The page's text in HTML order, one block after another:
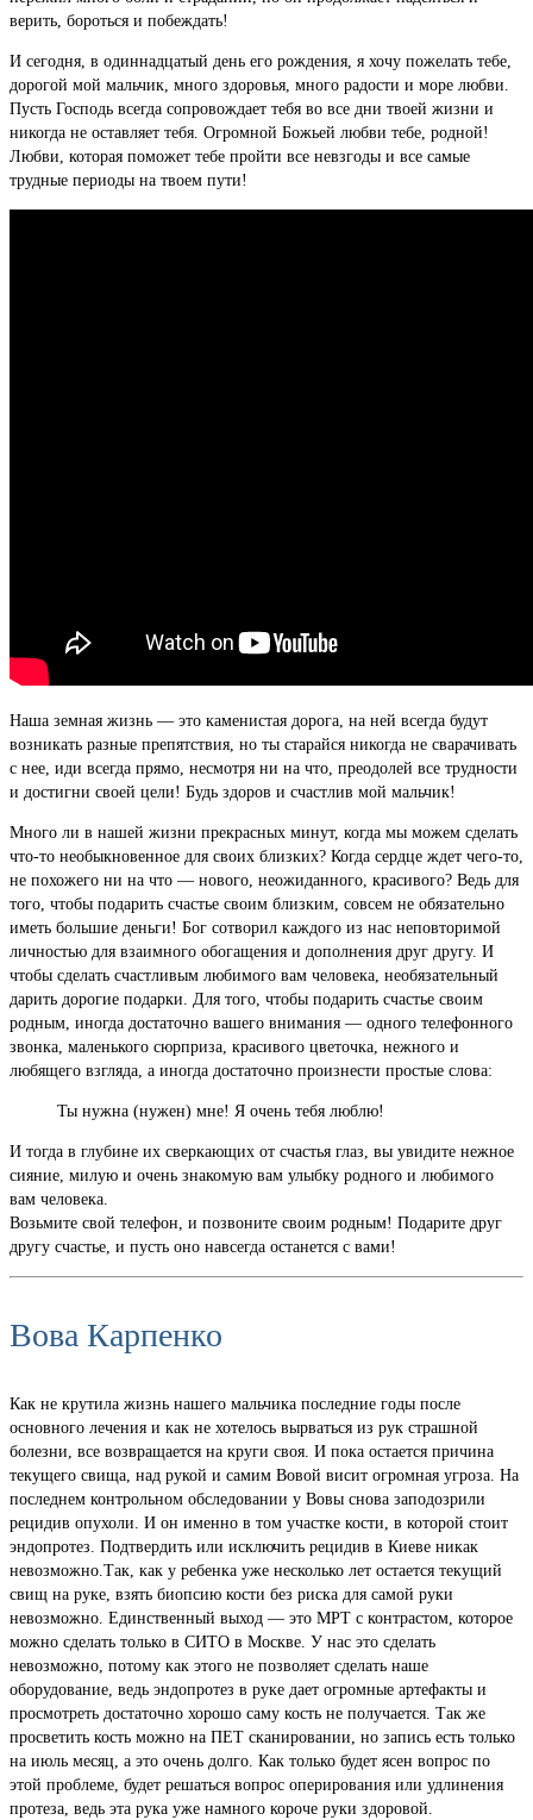
верить, бороться и побеждать!
И сегодня, в одиннадцатый день его рождения, я хочу пожелать тебе,
дорогой мой мальчик, много здоровья, много радости и море любви.
Пусть Господь всегда сопровождает тебя во все дни твоей жизни и
никогда не оставляет тебя. Огромной Божьей любви тебе, родной!
Любви, которая поможет тебе пройти все невзгоды и все самые
трудные периоды на твоем пути!
Наша земная жизнь — это каменистая дорога, на ней всегда будут
возникать разные препятствия, но ты старайся никогда не сварачивать
с нее, иди всегда прямо, несмотря ни на что, преодолей все трудности
и достигни своей цели! Будь здоров и счастлив мой мальчик!
Много ли в нашей жизни прекрасных минут, когда мы можем сделать
что-то необыкновенное для своих близких? Когда сердце ждет чего-то,
не похожего ни на что — нового, неожиданного, красивого? Ведь для
того, чтобы подарить счастье своим близким, совсем не обязательно
иметь большие деньги! Бог сотворил каждого из нас неповторимой
личностью для взаимного обогащения и дополнения друг другу. И
чтобы сделать счастливым любимого вам человека, необязательный
дарить дорогие подарки. Для того, чтобы подарить счастье своим
родным, иногда достаточно вашего внимания — одного телефонного
звонка, маленького сюрприза, красивого цветочка, нежного и
любящего взгляда, а иногда достаточно произнести простые слова:
Ты нужна (нужен) мне! Я очень тебя люблю!
И тогда в глубине их сверкающих от счастья глаз, вы увидите нежное
сияние, милую и очень знакомую вам улыбку родного и любимого
вам человека.
Возьмите свой телефон, и позвоните своим родным! Подарите друг
другу счастье, и пусть оно навсегда останется с вами!
Вова Карпенко
Как не крутила жизнь нашего мальчика последние годы после
основного лечения и как не хотелось вырваться из рук страшной
болезни, все возвращается на круги своя. И пока остается причина
текущего свища, над рукой и самим Вовой висит огромная угроза. На
последнем контрольном обследовании у Вовы снова заподозрили
рецидив опухоли. И он именно в том участке кости, в которой стоит
эндопротез. Подтвердить или исключить рецидив в Киеве никак
невозможно.Так, как у ребенка уже несколько лет остается текущий
свищ на руке, взять биопсию кости без риска для самой руки
невозможно. Единственный выход — это МРТ с контрастом, которое
можно сделать только в СИТО в Москве. У нас это сделать
невозможно, потому как этого не позволяет сделать наше
оборудование, ведь эндопротез в руке дает огромные артефакты и
просмотреть достаточно хорошо саму кость не получается. Так же
просветить кость можно на ПЕТ сканировании, но запись есть только
на июль месяц, а это очень долго. Как только будет ясен вопрос по
этой проблеме, будет решаться вопрос оперирования или удлинения
протеза, ведь эта рука уже намного короче руки здоровой.